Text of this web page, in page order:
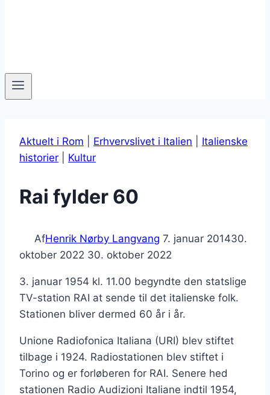
Aktuelt i Rom Erhvervslivet i Italien
Italienske
historier
Kultur
Rai fylder 60
AfHenrik Nørby Langvang 7. januar 201430.
oktober 2022 30. oktober 2022
3. januar 1954 kl. 11.00 begyndte den statslige
TV-station RAI at sende til det italienske folk.
Stationen bliver dermed 60 år i år.
Unione Radiofonica Italiana (URI) blev stiftet
tilbage i 1924. Radiostationen blev stiftet i
Torino og er forløberen for RAI. Senere hed
stationen Radio Audizioni Italiane indtil 1954,